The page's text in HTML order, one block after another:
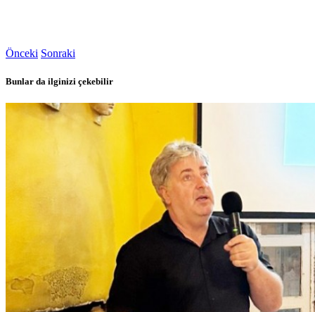
Önceki Sonraki
Bunlar da ilginizi çekebilir